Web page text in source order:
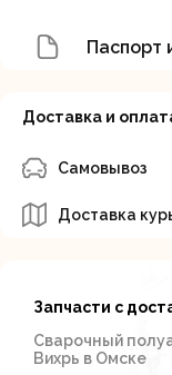
Паспорт
Доставка и
Самовывоз
Доставка
Запчасти с
Сварочный
Вихрь в Омске